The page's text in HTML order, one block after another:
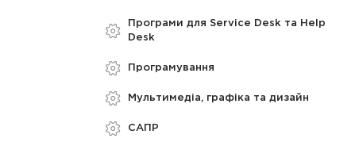
Програми для Service Desk та Help
Desk
Програмування
Мультимедіа, графіка та дизайн
САПР